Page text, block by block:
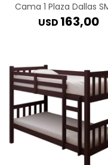
Cama 1 Plaza Dallas
USD 163,00